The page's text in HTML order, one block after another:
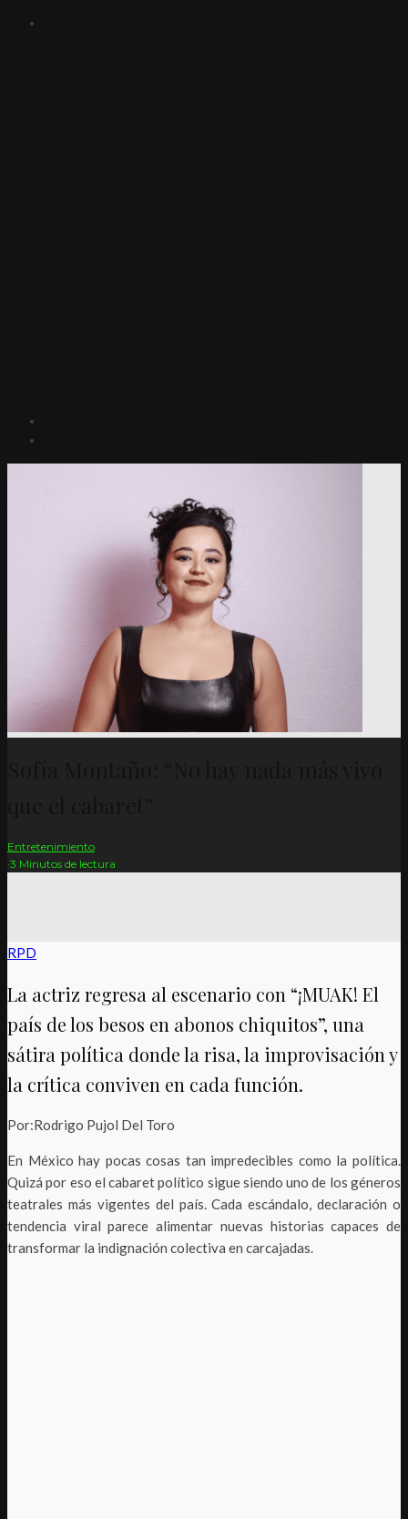
Entretenimiento
·3 Minutos de lectura
RPD
La actriz regresa al escenario con “¡MUAK! El
país de los besos en abonos chiquitos”, una
sátira política donde la risa, la improvisación y
la crítica conviven en cada función.
Por:Rodrigo Pujol Del Toro
En México hay pocas cosas tan impredecibles como la política.
Quizá por eso el cabaret político sigue siendo uno de los géneros
teatrales más vigentes del país. Cada escándalo, declaración o
tendencia viral parece alimentar nuevas historias capaces de
transformar la indignación colectiva en carcajadas.